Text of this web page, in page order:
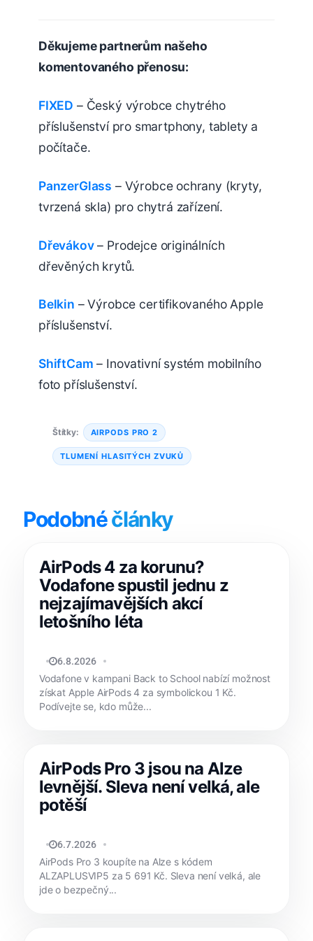
Děkujeme partnerům našeho
komentovaného přenosu:
FIXED – Český výrobce chytrého
příslušenství pro smartphony, tablety a
počítače.
PanzerGlass – Výrobce ochrany (kryty,
tvrzená skla) pro chytrá zařízení.
Dřevákov– Prodejce originálních
dřevěných krytů.
Belkin – Výrobce certifikovaného Apple
příslušenství.
ShiftCam – Inovativní systém mobilního
foto příslušenství.
Štítky: AIRPODS PRO 2
TLUMENÍ HLASITÝCH ZVUKŮ
Podobnéčlánky
AirPods 4 za korunu?
Vodafone spustil jednu z
nejzajímavějších akcí
letošního léta
JAN HOLEŠ
6.8.2026
Vodafone v kampani Back to School nabízí možnost
získat Apple AirPods 4 za symbolickou 1 Kč.
Podívejte se, kdo může...
AirPods Pro 3 jsou na Alze
levnější. Sleva není velká, ale
potěší
MATYÁŠ KOZÁK
6.7.2026
AirPods Pro 3 koupíte na Alze s kódem
ALZAPLUSVIP5 za 5 691 Kč. Sleva není velká, ale
jde o bezpečný...